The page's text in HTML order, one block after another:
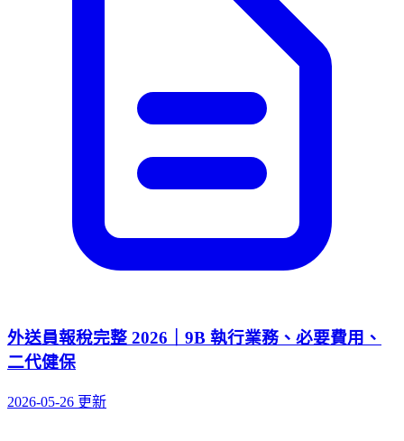
外送員報稅完整 2026｜9B 執行業務、必要費用、
二代健保
2026-05-26 更新